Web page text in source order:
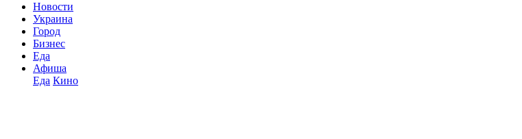
Новости
Украина
Город
Бизнес
Еда
Афиша
Еда Кино